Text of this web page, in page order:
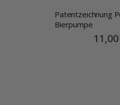
Patentzeichnung
Bierpumpe
Special
Price